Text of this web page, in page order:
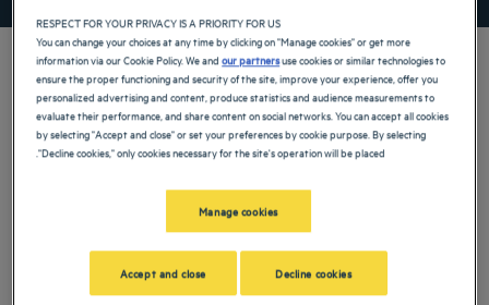
اكتشف فنادقنا من فئة الـ 3 و4 و5 نجوم فيالهندلقضاء عطلة عائلية أو رحلة عمل
ممتعة، احجز غرفة في أحد فنادقنا. عند Golden Tulip, استمتع بالراحة في فندقك
مدننا في الهند
Agra الفنادق Baddi
RESPECT FOR YOUR PRIVACY IS A PRIORITY FOR US
You can change your choices at any time by clicking on "Manage cookies" or get more
information via our Cookie Policy. We andour partnersuse cookies or similar technologies to
ensure the proper functioning and security of the site, improve your experience, offer you
personalized advertising and content, produce statistics and audience measurements to
evaluate their performance, and share content on social networks. You can accept all cookies
by selecting "Accept and close" or set your preferences by cookie purpose. By selecting
"Decline cookies," only cookies necessary for the site's operation will be placed.
Manage cookies
Decline cookies
Accept and close